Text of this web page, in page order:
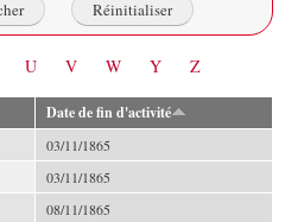
U V W Y Z
Date de fin d'activité
03/11/1865
03/11/1865
08/11/1865